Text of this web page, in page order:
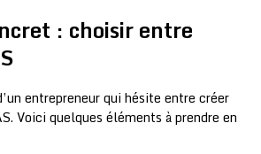
: choisir entre
entrepreneur qui hésite entre créer
Voici quelques éléments à prendre en